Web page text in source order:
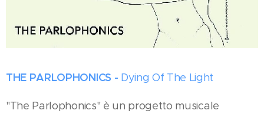
THE PARLOPHONICS - Dying Of The Light
"The Parlophonics" è un progetto musicale